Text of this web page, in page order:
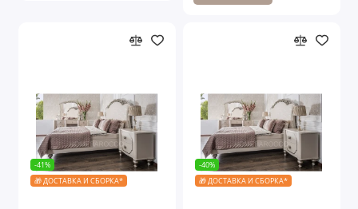
-41%
🎁 ДОСТАВКА И СБОРКА*
-40%
🎁 ДОСТАВКА И СБОРКА*